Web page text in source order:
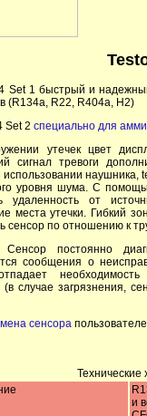
Set 1 быстрый и
(R134a, R22, R404a, H2)
Set 2 специально для
утечек цвет
сигнал тревоги
использовании наушника,
уровня шума. С
удаленность от
места утечки. Гибкий
сенсор по отношению к
Сенсор постоянно
сообщения о
случае загрязнения,
сенсора
Технические
и